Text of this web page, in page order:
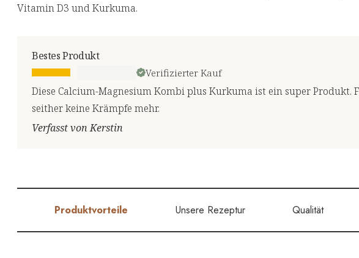
Vitamin D3 und Kurkuma.
Bestes Produkt
Verifizierter Kauf
Diese Calcium-Magnesium Kombi plus Kurkuma ist ein super Produkt.
seither keine Krämpfe mehr.
Verfasst von Kerstin
Produktvorteile Unsere Rezeptur Qualität